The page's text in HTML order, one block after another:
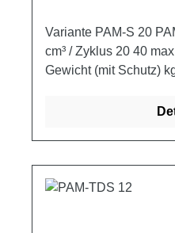
Variante PAM-S 20 PAM-S 40
cm³ / Zyklus 20 40 max. Druck bar 350 280
Gewicht (mit Schutz)